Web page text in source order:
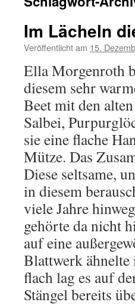
Im Lächeln
Veröffentlicht am 15.
Ella Morgenroth
diesem sehr
Beet mit den
Salbei,
sie eine flache
Mütze. Das
Diese seltsame,
in diesem
viele Jahre
gehörte da nicht
auf eine
Blattwerk
flach lag es auf
Stängel bereits